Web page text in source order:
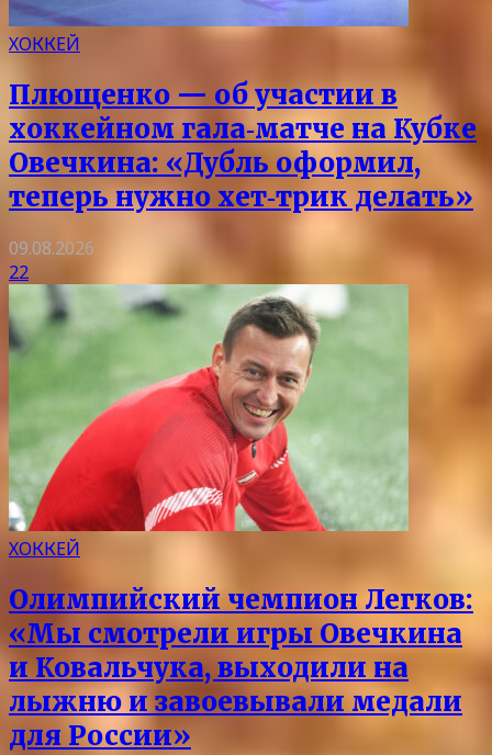
ХОККЕЙ
Плющенко — об участии в
хоккейном гала‑матче на Кубке
Овечкина: «Дубль оформил,
теперь нужно хет‑трик делать»
09.08.2026
22
ХОККЕЙ
Олимпийский чемпион Легков:
«Мы смотрели игры Овечкина
и Ковальчука, выходили на
лыжню и завоевывали медали
для России»